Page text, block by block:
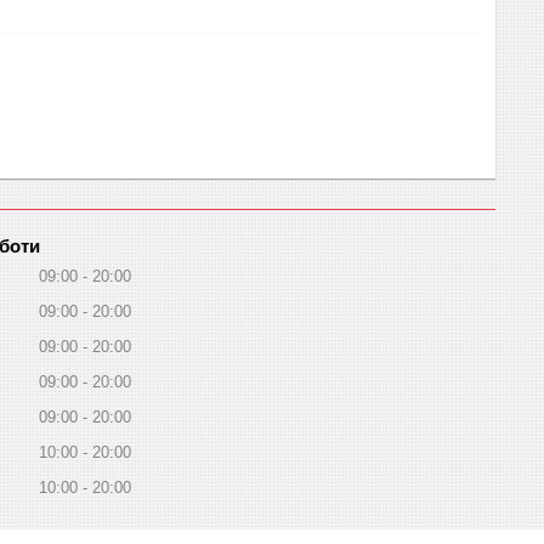
09:00
20:00
09:00
20:00
09:00
20:00
09:00
20:00
09:00
20:00
10:00
20:00
10:00 20:00